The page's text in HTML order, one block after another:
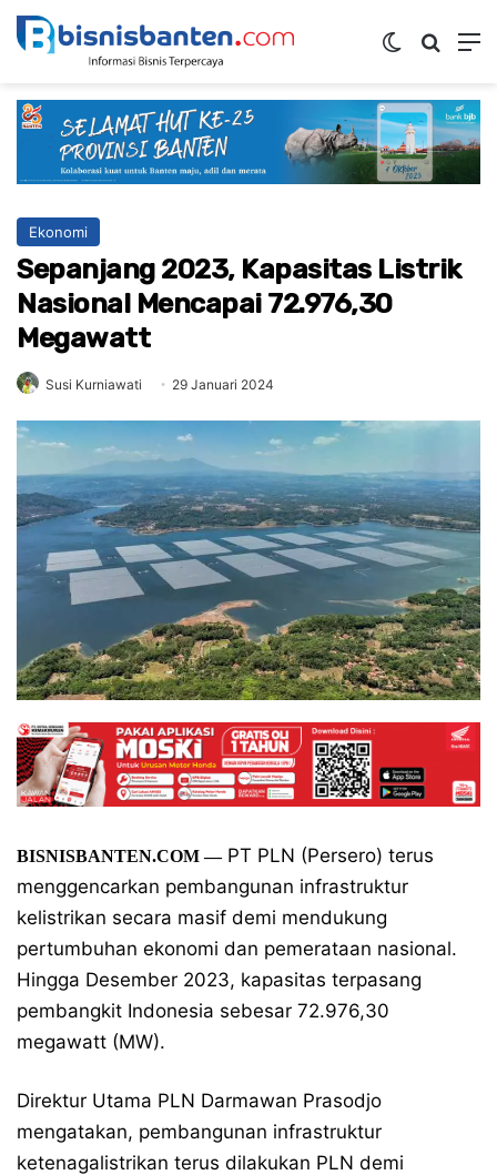
Switch skin
Ekonomi
Sepanjang 2023, Kapasitas Listrik
Nasional Mencapai 72.976,30
Megawatt
Susi Kurniawati 29 Januari 2024
BISNISBANTEN.COM —PT PLN (Persero) terus
menggencarkan pembangunan infrastruktur
kelistrikan secara masif demi mendukung
pertumbuhan ekonomi dan pemerataan nasional.
Hingga Desember 2023, kapasitas terpasang
pembangkit Indonesia sebesar 72.976,30
megawatt (MW).
Direktur Utama PLN Darmawan Prasodjo
mengatakan, pembangunan infrastruktur
ketenagalistrikan terus dilakukan PLN demi